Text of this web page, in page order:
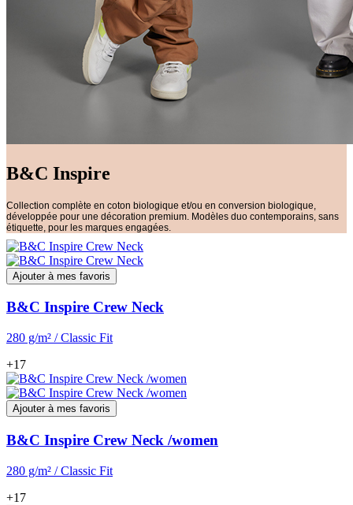
B&C Inspire
Collection complète en coton biologique et/ou en conversion biologique,
développée pour une décoration premium. Modèles duo contemporains, sans
étiquette, pour les marques engagées.
Ajouter à mes favoris
B&C Inspire Crew Neck
280 g/m² / Classic Fit
+17
Ajouter à mes favoris
B&C Inspire Crew Neck /women
280 g/m² / Classic Fit
+17